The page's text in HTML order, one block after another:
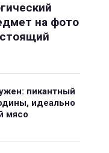
на фото
пикантный
идеально
мясо